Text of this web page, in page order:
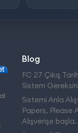
Blog
FC 27 Çıkış
Sistem
Sistemi Anla
Papers, Please
Alışverişe başla.